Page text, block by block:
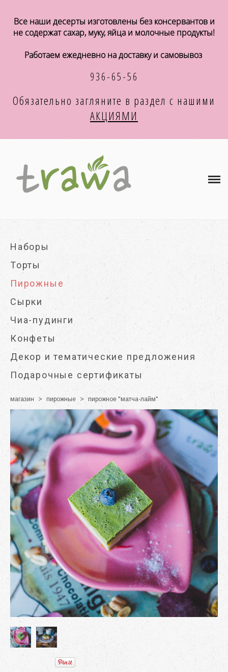
Все наши десерты изготовлены без консервантов и
не содержат сахар, муку, яйца и молочные продукты!
Работаем ежедневно на доставку и самовывоз
936-65-56
Обязательно загляните в раздел с нашими
АКЦИЯМИ
Магазин
Хранение и употребление
Оплата и доставка
Кафе и магазинам
Контакты
Наборы
Торты
Пирожные
Сырки
Чиа-пудинги
Конфеты
Декор и тематические предложения
Подарочные сертификаты
магазин > пирожные > пирожное "матча-лайм"